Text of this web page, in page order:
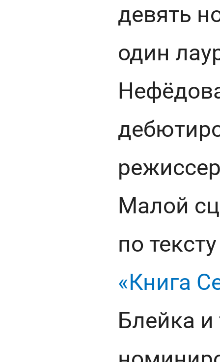
девять
один
Малой
по
«Книга
Блейка и